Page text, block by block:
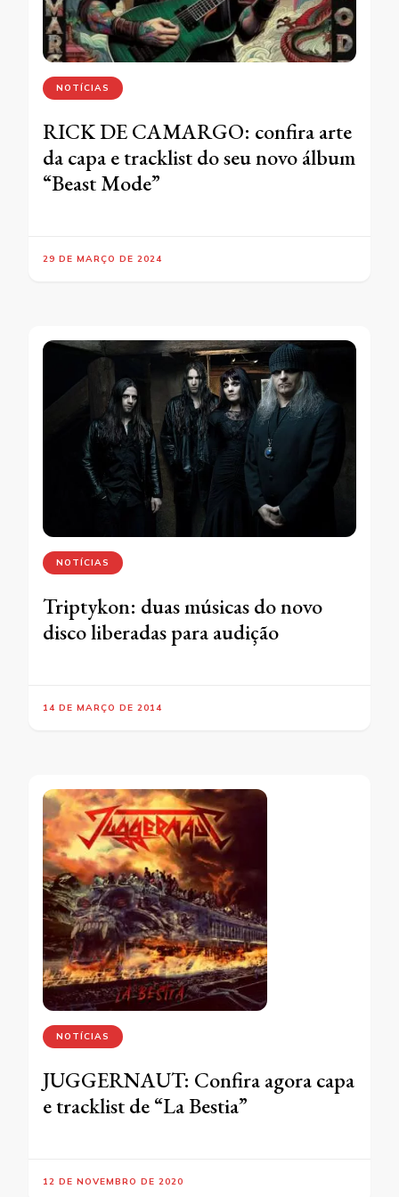
NOTÍCIAS
RICK DE CAMARGO: confira arte
da capa e tracklist do seu novo álbum
“Beast Mode”
29 DE MARÇO DE 2024
NOTÍCIAS
Triptykon: duas músicas do novo
disco liberadas para audição
14 DE MARÇO DE 2014
NOTÍCIAS
JUGGERNAUT: Confira agora capa
e tracklist de “La Bestia”
12 DE NOVEMBRO DE 2020